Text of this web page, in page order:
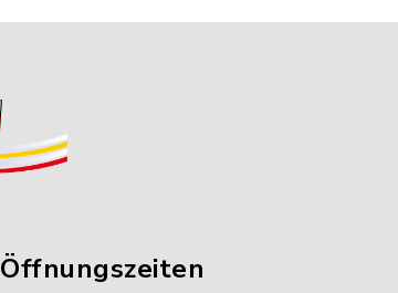
Öffnungszeiten